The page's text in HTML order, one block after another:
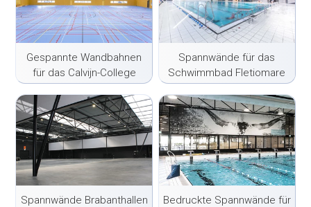
Gespannte Wandbahnen
für das Calvijn-College
Spannwände für das
Schwimmbad Fletiomare
Spannwände Brabanthallen
Bedruckte Spannwände für